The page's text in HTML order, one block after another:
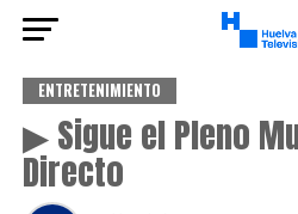
ENTRETENIMIENTO
▶ Sigue el Pleno
Directo